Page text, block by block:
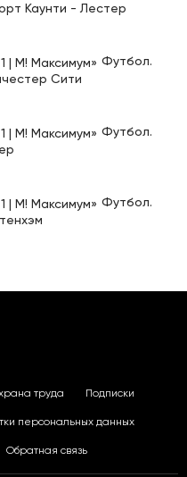
Каунти - Лестер
Футбол.
Сити
Футбол.
Футбол.
труда Подписки
персональных данных
Обратная связь